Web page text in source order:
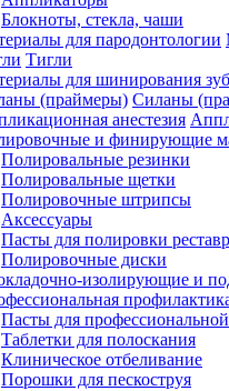
Блокноты, стекла, чаши
Тигли
Силаны
Полировальные резинки
Полировальные щетки
Полировочные штрипсы
Аксессуары
Пасты для полировки
Полировочные диски
Пасты для
Таблетки для полоскания
Клиническое отбеливание
Порошки для пескоструя